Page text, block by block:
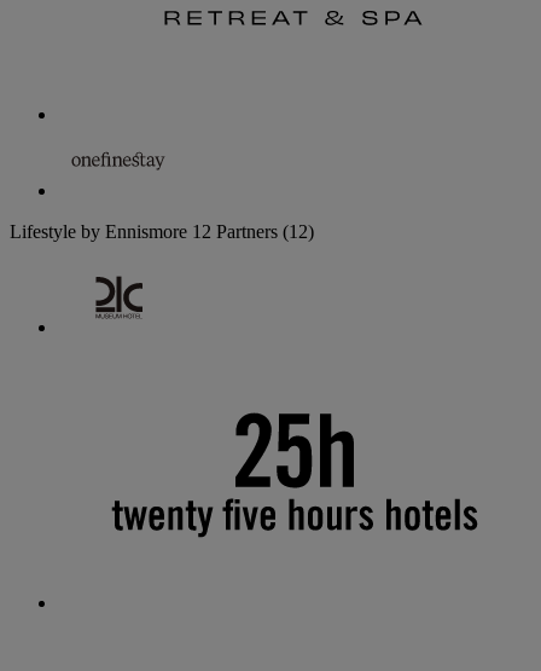
Lifestyle by Ennismore 12 Partners (12)